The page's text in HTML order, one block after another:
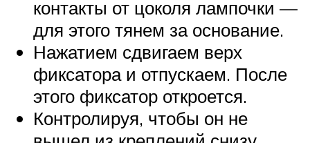
контакты от цоколя лампочки —
для этого тянем за основание.
Нажатием сдвигаем верх
фиксатора и отпускаем. После
этого фиксатор откроется.
Контролируя, чтобы он не